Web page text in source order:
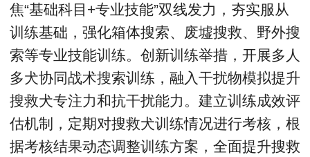
焦“基础科目+专业技能”双线发力，夯实服从
训练基础，强化箱体搜索、废墟搜救、野外搜
索等专业技能训练。创新训练举措，开展多人
多犬协同战术搜索训练，融入干扰物模拟提升
搜救犬专注力和抗干扰能力。建立训练成效评
估机制，定期对搜救犬训练情况进行考核，根
据考核结果动态调整训练方案，全面提升搜救